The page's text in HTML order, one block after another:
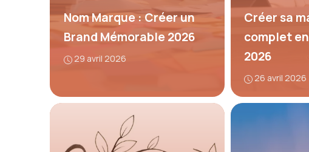
Nom Marque : Créer un
Brand Mémorable 2026
29 avril 2026
Créer sa
complet
2026
26 avril 2026